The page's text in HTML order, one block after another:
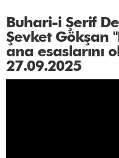
Buhari-i Şerif
Şevket Gökşan
ana esaslarını
27.09.2025